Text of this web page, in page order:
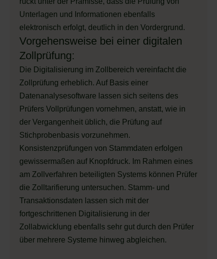
Unterlagen und Informationen ebenfalls
elektronisch erfolgt, deutlich in den Vordergrund.
Vorgehensweise bei einer digitalen
Zollprüfung:
Die Digitalisierung im Zollbereich vereinfacht die
Zollprüfung erheblich. Auf Basis einer
Datenanalysesoftware lassen sich seitens des
Prüfers Vollprüfungen vornehmen, anstatt, wie in
der Vergangenheit üblich, die Prüfung auf
Stichprobenbasis vorzunehmen.
Konsistenzprüfungen von Stammdaten erfolgen
gewissermaßen auf Knopfdruck. Im Rahmen eines
am Zollverfahren beteiligten Systems können Prüfer
die Zolltarifierung untersuchen. Stamm- und
Transaktionsdaten lassen sich mit der
fortgeschrittenen Digitalisierung in der
Zollabwicklung ebenfalls sehr gut durch den Prüfer
über mehrere Systeme hinweg abgleichen.